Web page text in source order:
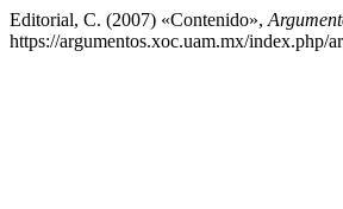
Editorial, C. (2007) «Contenido»,
https://argumentos.xoc.uam.mx/index.php/